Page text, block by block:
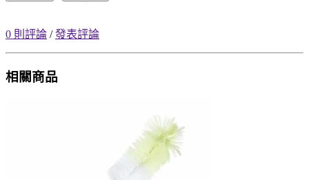
0 則評論 /發表評論
相關商品